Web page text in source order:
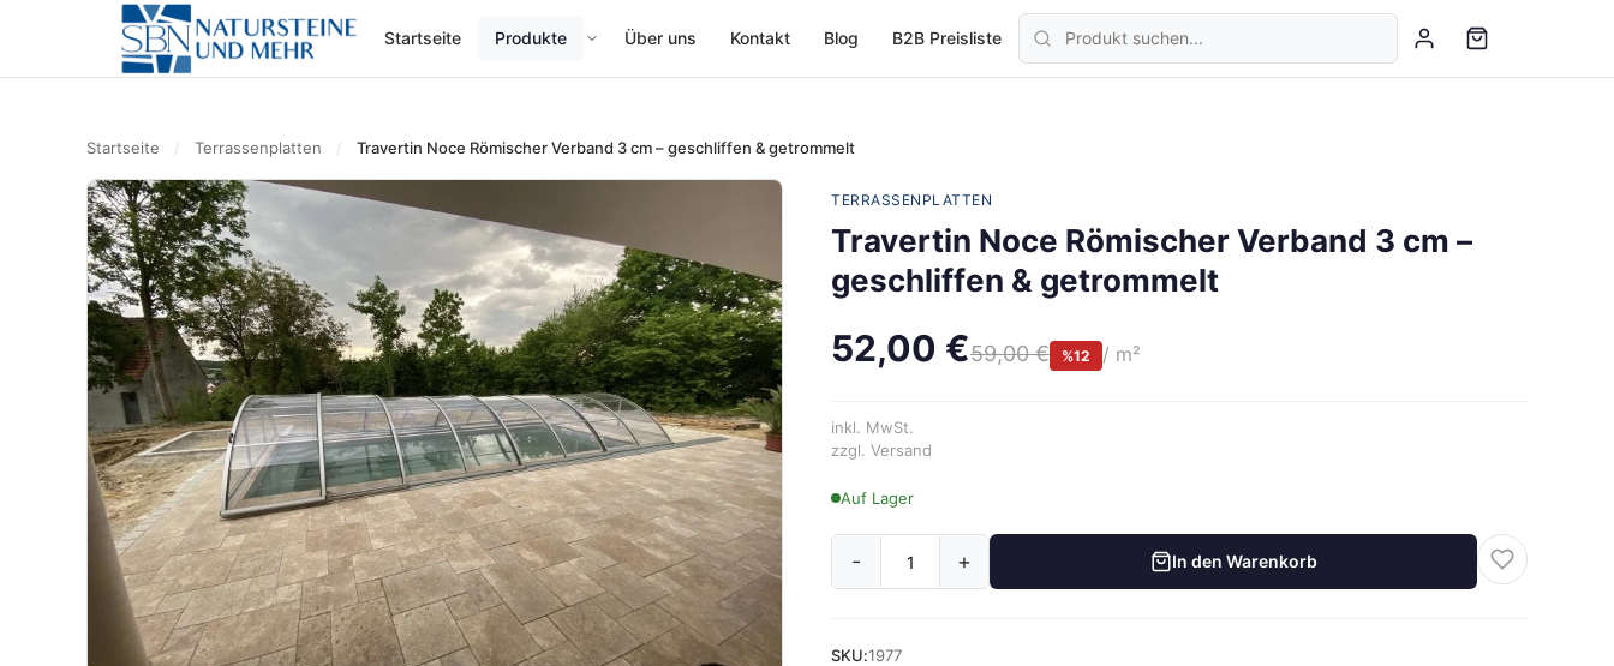
Startseite Produkte Über uns Kontakt Blog B2B Preisliste
Startseite / Terrassenplatten / Travertin Noce Römischer Verband 3 cm – geschliffen & getrommelt
TERRASSENPLATTEN
Travertin Noce Römischer Verband 3 cm –
geschliffen & getrommelt
52,00 €59,00 € %12 / m²
inkl. MwSt.
zzgl. Versand
Auf Lager
- + In den Warenkorb
SKU:1977